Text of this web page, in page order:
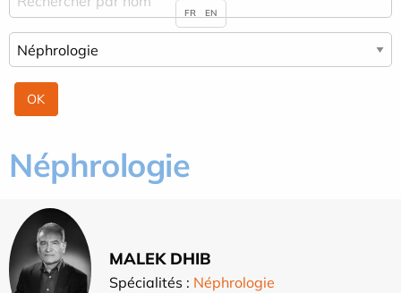
Néphrologie
MALEK DHIB
Spécialités : Néphrologie
FR EN